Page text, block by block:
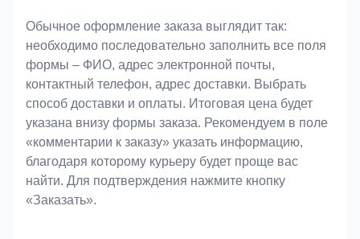
Обычное оформление заказа выглядит так:
необходимо последовательно заполнить все поля
формы – ФИО, адрес электронной почты,
контактный телефон, адрес доставки. Выбрать
способ доставки и оплаты. Итоговая цена будет
указана внизу формы заказа. Рекомендуем в поле
«комментарии к заказу» указать информацию,
благодаря которому курьеру будет проще вас
найти. Для подтверждения нажмите кнопку
«Заказать».